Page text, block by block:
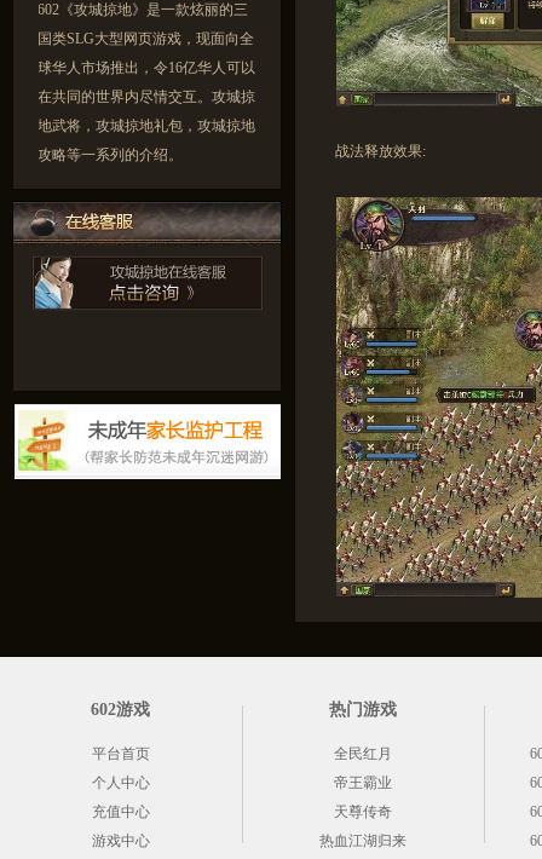
602《攻城掠地》是一款炫丽的三
国类SLG大型网页游戏，现面向全
球华人市场推出，令16亿华人可以
在共同的世界内尽情交互。攻城掠
地武将，攻城掠地礼包，攻城掠地
攻略等一系列的介绍。
战法释放效果:
602游戏
平台首页
个人中心
充值中心
游戏中心
热门游戏
全民红月
帝王霸业
天尊传奇
热血江湖归来